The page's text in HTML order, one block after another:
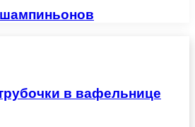
в вафельнице